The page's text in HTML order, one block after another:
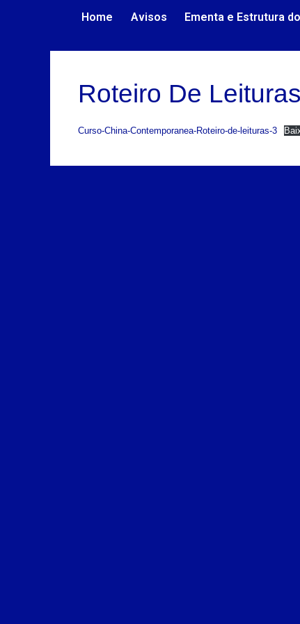
Home Avisos Ementa e Estrutura
Roteiro De Leituras
Curso-China-Contemporanea-Roteiro-de-leituras-3